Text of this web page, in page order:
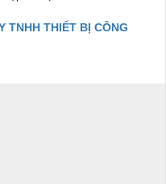
TNHH THIẾT BỊ CÔNG